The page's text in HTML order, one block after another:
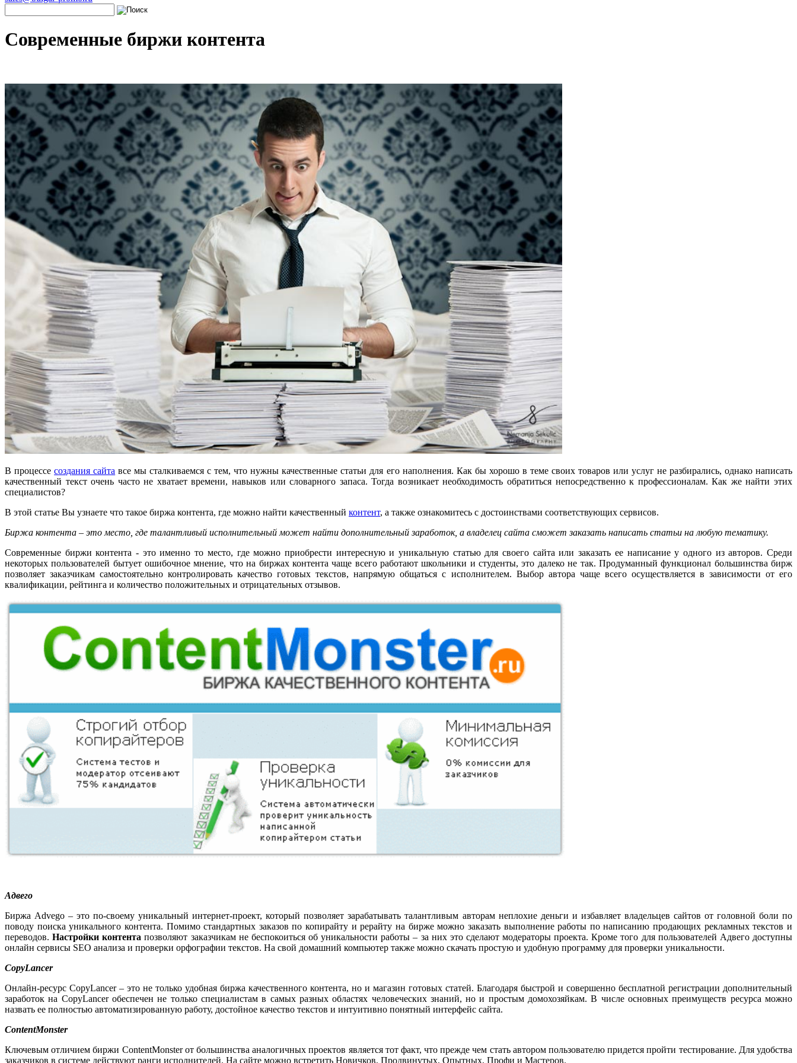
Современные биржи контента
В процессесоздания сайта все мы сталкиваемся с тем, что нужны качественные статьи для его наполнения. Как бы хорошо в теме своих товаров или услуг не разбирались, однако написать
качественный текст очень часто не хватает времени, навыков или словарного запаса. Тогда возникает необходимость обратиться непосредственно к профессионалам. Как же найти этих
специалистов?
В этой статье Вы узнаете что такое биржа контента, где можно найти качественный контент, а также ознакомитесь с достоинствами соответствующих сервисов.
Биржа контента – это место, где талантливый исполнительный может найти дополнительный заработок, а владелец сайта сможет заказать написать статьи на любую тематику.
Современные биржи контента - это именно то место, где можно приобрести интересную и уникальную статью для своего сайта или заказать ее написание у одного из авторов. Среди
некоторых пользователей бытует ошибочное мнение, что на биржах контента чаще всего работают школьники и студенты, это далеко не так. Продуманный функционал большинства бирж
позволяет заказчикам самостоятельно контролировать качество готовых текстов, напрямую общаться с исполнителем. Выбор автора чаще всего осуществляется в зависимости от его
квалификации, рейтинга и количество положительных и отрицательных отзывов.
Адвего
Биржа Advego – это по-своему уникальный интернет-проект, который позволяет зарабатывать талантливым авторам неплохие деньги и избавляет владельцев сайтов от головной боли по
поводу поиска уникального контента. Помимо стандартных заказов по копирайту и рерайту на бирже можно заказать выполнение работы по написанию продающих рекламных текстов и
переводов.Настройки контента позволяют заказчикам не беспокоиться об уникальности работы – за них это сделают модераторы проекта. Кроме того для пользователей Адвего доступны
онлайн сервисы SEO анализа и проверки орфографии текстов. На свой домашний компьютер также можно скачать простую и удобную программу для проверки уникальности.
CopyLancer
Онлайн-ресурс CopyLancer – это не только удобная биржа качественного контента, но и магазин готовых статей. Благодаря быстрой и совершенно бесплатной регистрации дополнительный
заработок на CopyLancer обеспечен не только специалистам в самых разных областях человеческих знаний, но и простым домохозяйкам. В числе основных преимуществ ресурса можно
назвать ее полностью автоматизированную работу, достойное качество текстов и интуитивно понятный интерфейс сайта.
ContentMonster
Ключевым отличием биржи ContentMonster от большинства аналогичных проектов является тот факт, что прежде чем стать автором пользователю придется пройти тестирование. Для удобства
заказчиков в системе действуют ранги исполнителей. На сайте можно встретить Новичков, Продвинутых, Опытных, Профи и Мастеров.